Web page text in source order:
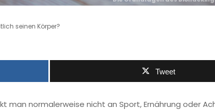
seinen Körper?
Tweet
man normalerweise nicht an Sport, Ernährung oder